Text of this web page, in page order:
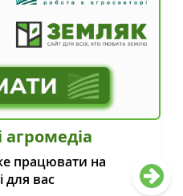
працювати на
для вас